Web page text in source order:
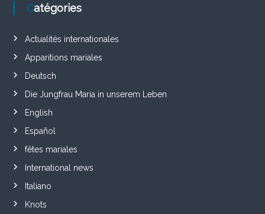
Catégories
Actualités internationales
Apparitions mariales
Deutsch
Die Jungfrau Maria in unserem Leben
English
Español
fêtes mariales
International news
Italiano
Knots